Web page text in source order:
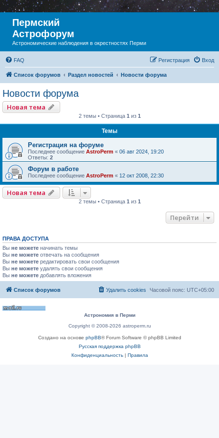
Пермский
Астрофорум
Астрономические наблюдения в окрестностях Перми
FAQ Вход
Регистрация
Список форумов Раздел новостей Новости форума
Новости форума
Новая тема
2 темы • Страница 1 из 1
Темы
Регистрация на форуме
Последнее сообщение AstroPerm « 06 авг 2024, 19:20
Ответы: 2
Форум в работе
Последнее сообщение AstroPerm « 12 окт 2008, 22:30
Новая тема
2 темы • Страница 1 из 1
Перейти
ПРАВА ДОСТУПА
Вы не можете начинать темы
Вы не можете отвечать на сообщения
Вы не можете редактировать свои сообщения
Вы не можете удалять свои сообщения
Вы не можете добавлять вложения
Список форумов Часовой пояс: UTC+05:00
Удалить cookies
Астрономия в Перми
Copyright © 2008-2026 astroperm.ru
Создано на основе phpBB® Forum Software © phpBB Limited
Русская поддержка phpBB
Конфиденциальность| Правила